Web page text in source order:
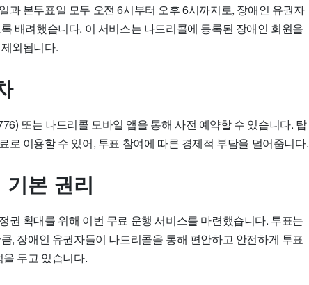
과 본투표일 모두 오전 6시부터 오후 6시까지로, 장애인 유권자
배려했습니다. 이 서비스는 나드리콜에 등록된 장애인 회원을
외됩니다.
또는 나드리콜 모바일 앱을 통해 사전 예약할 수 있습니다. 탑
로 이용할 수 있어, 투표 참여에 따른 경제적 부담을 덜어줍니다.
본 권리
권 확대를 위해 이번 무료 운행 서비스를 마련했습니다. 투표는
, 장애인 유권자들이 나드리콜을 통해 편안하고 안전하게 투표
두고 있습니다.